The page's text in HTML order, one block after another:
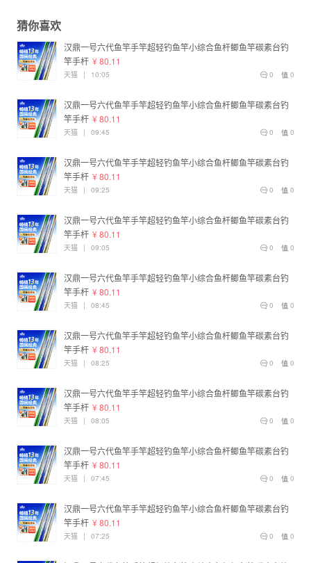
猜你喜欢
汉鼎一号六代鱼竿手竿超轻钓鱼竿小综合鱼杆鲫鱼竿碳素台钓
竿手杆 ¥ 80.11
0
0
天猫 | 10:05
汉鼎一号六代鱼竿手竿超轻钓鱼竿小综合鱼杆鲫鱼竿碳素台钓
竿手杆 ¥ 80.11
0
0
天猫 | 09:45
汉鼎一号六代鱼竿手竿超轻钓鱼竿小综合鱼杆鲫鱼竿碳素台钓
竿手杆 ¥ 80.11
0
0
天猫 | 09:25
汉鼎一号六代鱼竿手竿超轻钓鱼竿小综合鱼杆鲫鱼竿碳素台钓
竿手杆 ¥ 80.11
0
0
天猫 | 09:05
汉鼎一号六代鱼竿手竿超轻钓鱼竿小综合鱼杆鲫鱼竿碳素台钓
竿手杆 ¥ 80.11
0
0
天猫 | 08:45
汉鼎一号六代鱼竿手竿超轻钓鱼竿小综合鱼杆鲫鱼竿碳素台钓
竿手杆 ¥ 80.11
0
0
天猫 | 08:25
汉鼎一号六代鱼竿手竿超轻钓鱼竿小综合鱼杆鲫鱼竿碳素台钓
竿手杆 ¥ 80.11
0
0
天猫 | 08:05
汉鼎一号六代鱼竿手竿超轻钓鱼竿小综合鱼杆鲫鱼竿碳素台钓
竿手杆 ¥ 80.11
0
0
天猫 | 07:45
汉鼎一号六代鱼竿手竿超轻钓鱼竿小综合鱼杆鲫鱼竿碳素台钓
竿手杆 ¥ 80.11
0
0
天猫 | 07:25